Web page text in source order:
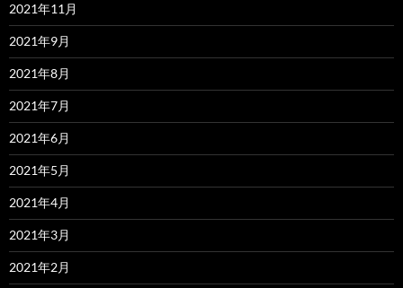
2021年11月
2021年9月
2021年8月
2021年7月
2021年6月
2021年5月
2021年4月
2021年3月
2021年2月